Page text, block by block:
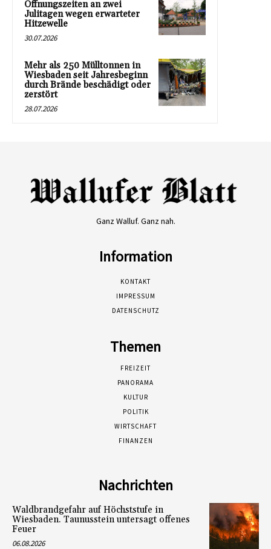
Öffnungszeiten an zwei
Julitagen wegen erwarteter
Hitzewelle
30.07.2026
Mehr als 250 Mülltonnen in
Wiesbaden seit Jahresbeginn
durch Brände beschädigt oder
zerstört
28.07.2026
Ganz Walluf. Ganz nah.
Information
KONTAKT
IMPRESSUM
DATENSCHUTZ
Themen
FREIZEIT
PANORAMA
KULTUR
POLITIK
WIRTSCHAFT
FINANZEN
Nachrichten
Waldbrandgefahr auf Höchststufe in
Wiesbaden. Taunusstein untersagt offenes
Feuer
06.08.2026